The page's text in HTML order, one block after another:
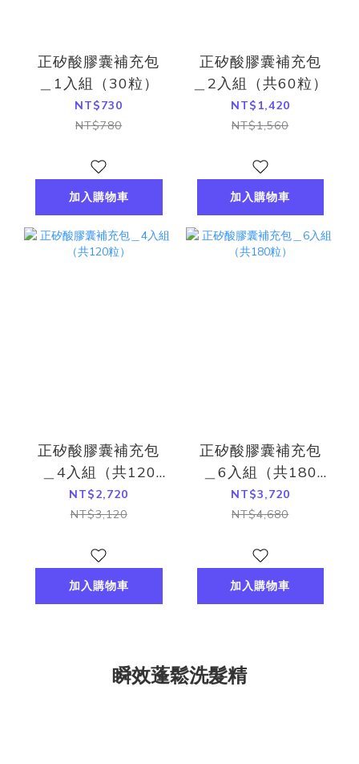
正矽酸膠囊補充包
＿1入組（30粒）
NT$730
NT$780
加入購物車
正矽酸膠囊補充包
＿2入組（共60粒）
NT$1,420
NT$1,560
加入購物車
正矽酸膠囊補充包
＿4入組（共120
粒）
NT$2,720
NT$3,120
加入購物車
正矽酸膠囊補充包
＿6入組（共180
粒）
NT$3,720
NT$4,680
加入購物車
瞬效蓬鬆洗髮精